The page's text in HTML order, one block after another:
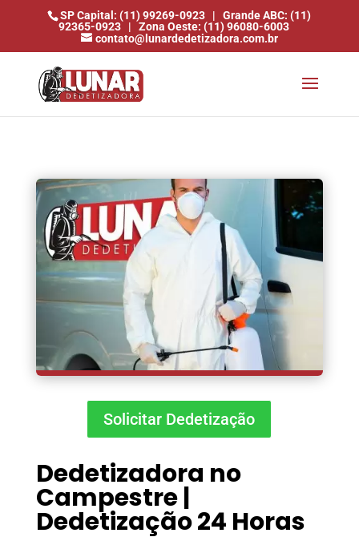
SP Capital: (11) 99269-0923 |Grande ABC: (11)
92365-0923|Zona Oeste: (11) 96080-6003
contato@lunardedetizadora.com.br
Solicitar Dedetização
Dedetizadora no
Campestre|
Dedetização 24 Horas